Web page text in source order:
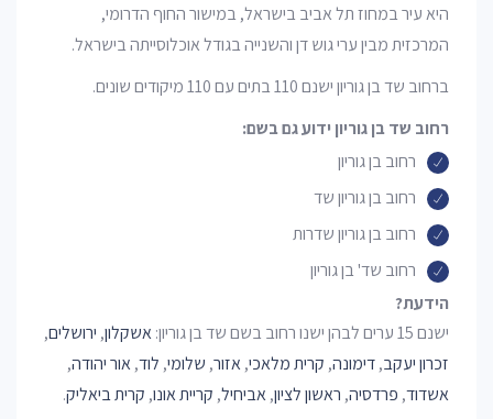
היא עיר במחוז תל אביב בישראל, במישור החוף הדרומי,
המרכזית מבין ערי גוש דן והשנייה בגודל אוכלוסייתה בישראל.
ברחוב שד בן גוריון ישנם 110 בתים עם 110 מיקודים שונים.
רחוב שד בן גוריון ידוע גם בשם:
רחוב בן גוריון
רחוב בן גוריון שד
רחוב בן גוריון שדרות
רחוב שד' בן גוריון
הידעת?
ישנם 15 ערים לבהן ישנו רחוב בשם שד בן גוריון:
אשקלון, ירושלים,
זכרון יעקב,דימונה, קרית מלאכי,אזור, שלומי, לוד,אור יהודה,
אשדוד, פרדסיה, ראשון לציון,אביחיל, קריית אונו, קרית ביאליק.